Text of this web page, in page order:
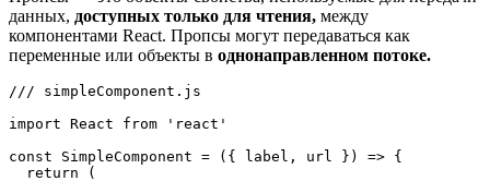
данных, доступных только для чтения, между
компонентами React. Пропсы могут передаваться как
переменные или объекты в однонаправленном потоке.
/// simpleComponent.js
import React from 'react'
const SimpleComponent = ({ label, url }) => {